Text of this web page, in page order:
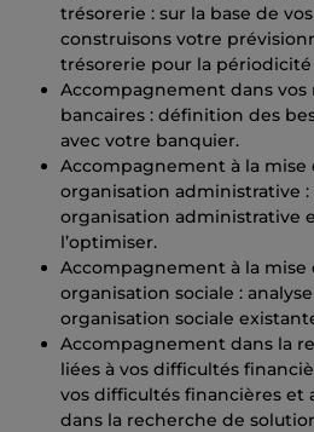
trésorerie : sur la base de
construisons votre
trésorerie pour la
Accompagnement dans vos
bancaires : définition des
avec votre banquier.
Accompagnement à la mise
organisation administrative :
organisation administrative
l’optimiser.
Accompagnement à la mise
organisation sociale :
organisation sociale
Accompagnement dans la
liées à vos difficultés
vos difficultés financières et
dans la recherche de